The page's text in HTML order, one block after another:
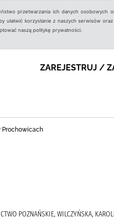
przetwarzania ich danych osobowych
korzystanie z naszych serwisów
naszą politykę prywatności.
ZAREJESTRUJ /
Prochowicach
POZNAŃSKIE, WILCZYŃSKA,